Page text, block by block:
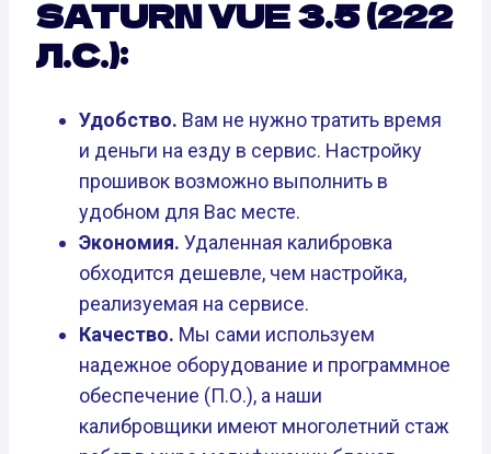
SATURN VUE 3.5 (222
Л.С.):
Удобство. Вам не нужно тратить время
и деньги на езду в сервис. Настройку
прошивок возможно выполнить в
удобном для Вас месте.
Экономия. Удаленная калибровка
обходится дешевле, чем настройка,
реализуемая на сервисе.
Качество. Мы сами используем
надежное оборудование и программное
обеспечение (П.О.), а наши
калибровщики имеют многолетний стаж